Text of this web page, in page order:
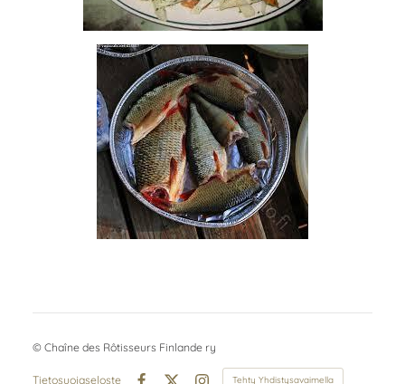
© Chaîne des Rôtisseurs Finlande ry
Tietosuojaseloste Tehty Yhdistysavaimella